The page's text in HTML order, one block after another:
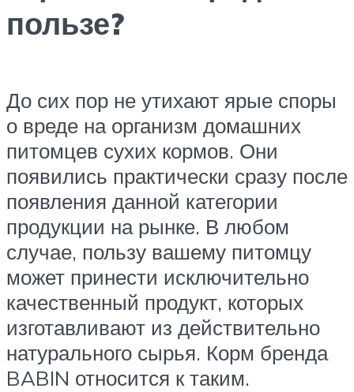
пользе?
До сих пор не утихают ярые споры
о вреде на организм домашних
питомцев сухих кормов. Они
появились практически сразу после
появления данной категории
продукции на рынке. В любом
случае, пользу вашему питомцу
может принести исключительно
качественный продукт, которых
изготавливают из действительно
натурального сырья. Корм бренда
BABIN относится к таким.